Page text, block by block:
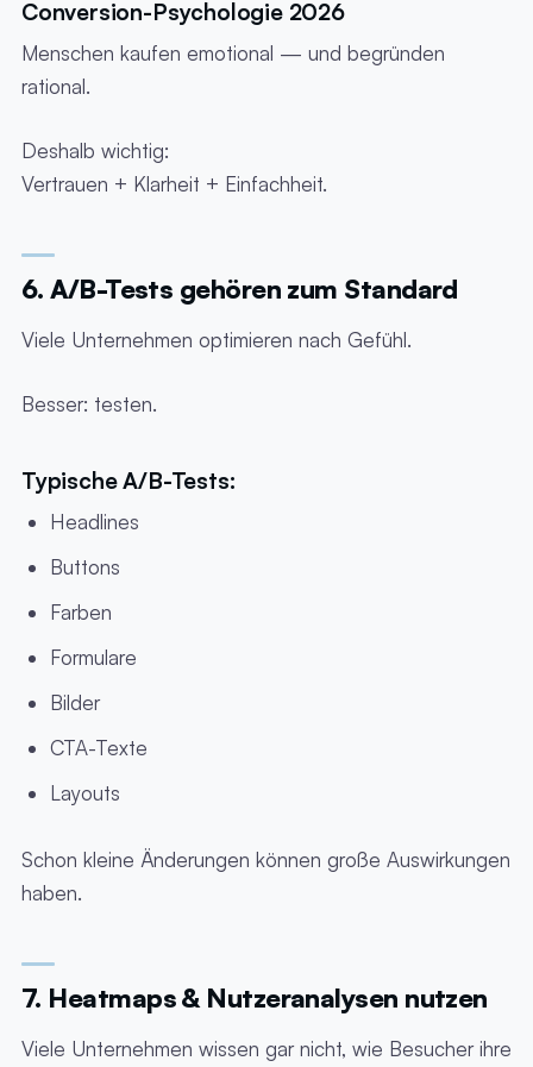
Conversion-Psychologie 2026
Menschen kaufen emotional — und begründen
rational.
Deshalb wichtig:
Vertrauen + Klarheit + Einfachheit.
6. A/B-Tests gehören zum Standard
Viele Unternehmen optimieren nach Gefühl.
Besser: testen.
Typische A/B-Tests:
Headlines
Buttons
Farben
Formulare
Bilder
CTA-Texte
Layouts
Schon kleine Änderungen können große Auswirkungen
haben.
7. Heatmaps & Nutzeranalysen nutzen
Viele Unternehmen wissen gar nicht, wie Besucher ihre